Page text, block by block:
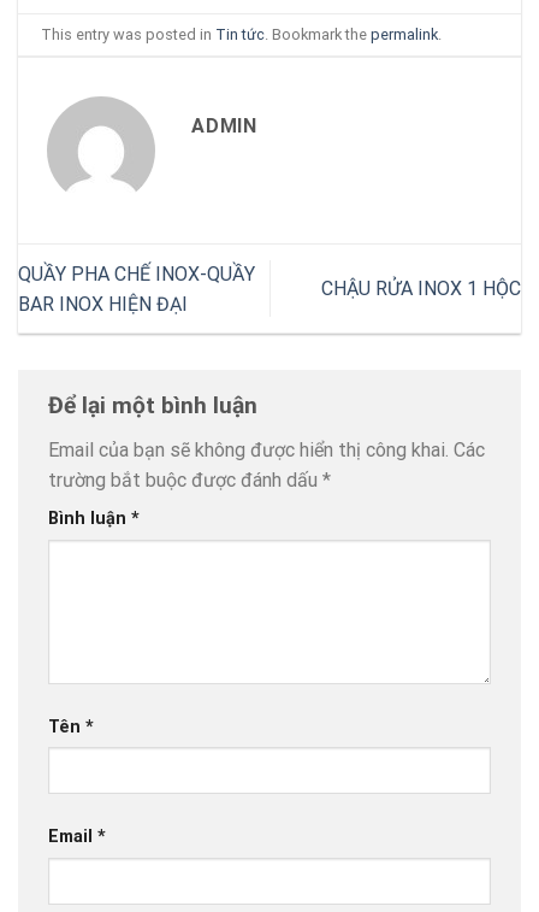
This entry was posted in Tin tức . Bookmark thepermalink
ADMIN
QUẦY PHA CHẾ INOX-QUẦY
BAR INOX HIỆN ĐẠI
CHẬU RỬA INOX 1 HỘC
Để lại một bình luận
Email của bạn sẽ không được hiển thị công khai. Các
trường bắt buộc được đánh dấu *
Bình luận *
Tên *
Email *